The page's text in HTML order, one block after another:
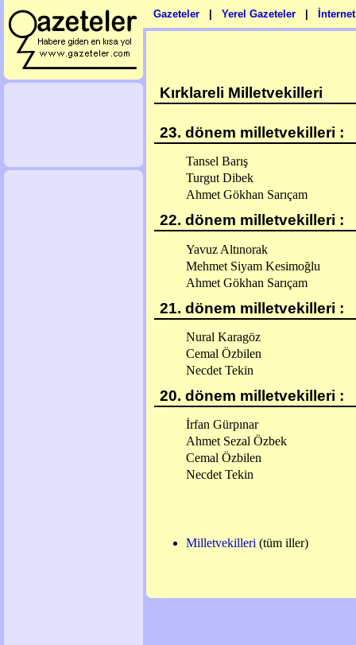
Gazeteler Yerel Gazeteler
Kırklareli Milletvekilleri
23. dönem milletvekilleri :
Tansel Barış
Turgut Dibek
Ahmet Gökhan Sarıçam
22. dönem milletvekilleri :
Yavuz Altınorak
Mehmet Siyam Kesimoğlu
Ahmet Gökhan Sarıçam
21. dönem milletvekilleri :
Nural Karagöz
Cemal Özbilen
Necdet Tekin
20. dönem milletvekilleri :
İrfan Gürpınar
Ahmet Sezal Özbek
Cemal Özbilen
Necdet Tekin
Milletvekilleri (tüm iller)